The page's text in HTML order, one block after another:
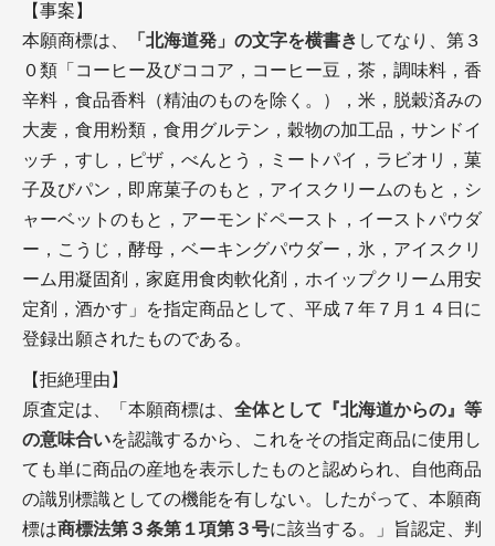
【事案】
本願商標は、
「北海道発」の文字を横書き してなり、第３
０類「コーヒー及びココア，コーヒー豆，茶，調味料，香
辛料，食品香料（精油のものを除く。），米，脱穀済みの
大麦，食用粉類，食用グルテン，穀物の加工品，サンドイ
ッチ，すし，ピザ，べんとう，ミートパイ，ラビオリ，菓
子及びパン，即席菓子のもと，アイスクリームのもと，シ
ャーベットのもと，アーモンドペースト，イーストパウダ
ー，こうじ，酵母，ベーキングパウダー，氷，アイスクリ
ーム用凝固剤，家庭用食肉軟化剤，ホイップクリーム用安
定剤，酒かす」を指定商品として、平成７年７月１４日に
登録出願されたものである。
【拒絶理由】
原査定は、「本願商標は、 全体として『北海道からの』等
の意味合いを認識するから、これをその指定商品に使用し
ても単に商品の産地を表示したものと認められ、自他商品
の識別標識としての機能を有しない。したがって、本願商
標は商標法第３条第１項第３号に該当する。」旨認定、判